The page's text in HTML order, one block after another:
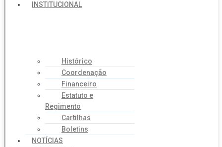
INSTITUCIONAL
Histórico
Coordenação
Financeiro
Estatuto e
Regimento
Cartilhas
Boletins
NOTÍCIAS